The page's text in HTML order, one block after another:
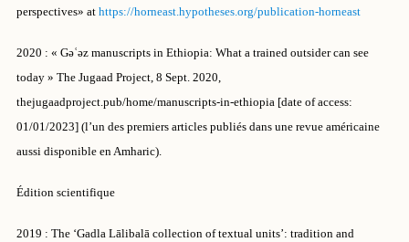
perspectives» at https://horneast.hypotheses.org/publication-horneast
2020 : « Gǝʿǝz manuscripts in Ethiopia: What a trained outsider can see
today » The Jugaad Project, 8 Sept. 2020,
thejugaadproject.pub/home/manuscripts-in-ethiopia [date of access:
01/01/2023] (l’un des premiers articles publiés dans une revue américaine
aussi disponible en Amharic).
Édition scientifique
2019 : The ‘Gadla Lālibalā collection of textual units’: tradition and